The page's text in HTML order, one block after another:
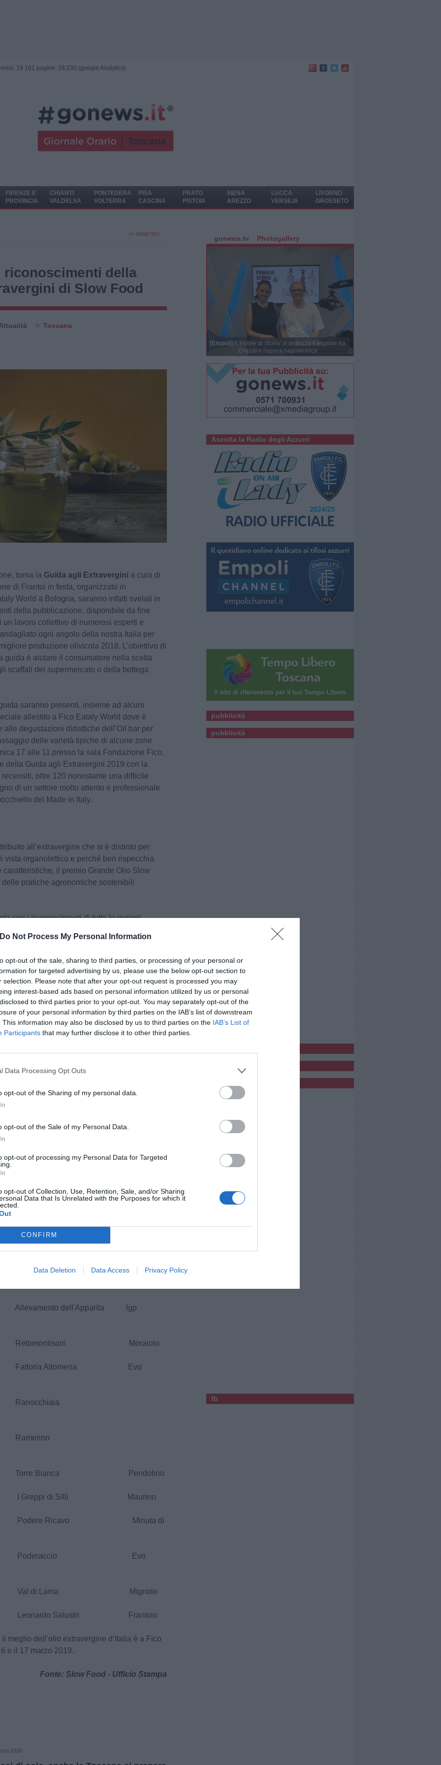
Do Not Process My Personal Information
opt-out of the sale, sharing to third parties, or processing of your personal or
for targeted advertising by us, please use the below opt-out section to
selection. Please note that after your opt-out request is processed you may
interest-based ads based on personal information utilized by us or personal
to third parties prior to your opt-out. You may separately opt-out of the
of your personal information by third parties on the IAB’s list of downstream
This information may also be disclosed by us to third parties on the IAB’s List of
Participants that may further disclose it to other third parties.
Data Processing Opt Outs
opt-out of the Sharing of my personal data.
opt-out of the Sale of my Personal Data.
opt-out of processing my Personal Data for Targeted
opt-out of Collection, Use, Retention, Sale, and/or Sharing
Data that Is Unrelated with the Purposes for which it
CONFIRM
Data Deletion Data Access Privacy Policy
19.161 pagine: 28.230 (google Analytics)
FIRENZE E
PROVINCIA
CHIANTI
VALDELSA
PONTEDERA
VOLTERRA
PISA
CASCINA
PRATO
PISTOIA
SIENA
AREZZO
LUCCA
VERSILIA
LIVORNO
GROSSETO
<< INDIETRO
riconoscimenti della
di Slow Food
Toscana
torna la Guida agli Extravergini a cura di
di Frantoi in festa, organizzato in
World a Bologna, saranno infatti svelati in
della pubblicazione, disponibile da fine
un lavoro collettivo di numerosi esperti e
ogni angolo della nostra Italia per
produzione olivicola 2018. L’obiettivo di
guida è aiutare il consumatore nella scelta
scaffali del supermercato o della bottega
saranno presenti, insieme ad alcuni
allestito a Fico Eataly World dove è
alle degustazioni didattiche dell’Oil bar per
delle varietà tipiche di alcune zone
17 alle 11 presso la sala Fondazione Fico,
della Guida agli Extravergini 2019 con la
oltre 120 nonostante una difficile
di un settore molto attento e professionale
del Made in Italy.
all’extravergine che si è distinto per
vista organolettico e perché ben rispecchia
caratteristiche, il premio Grande Olio Slow
pratiche agronomiche sostenibili
con i riconoscimenti di tutte le regioni.
Toscana:
Winery Leccino
Franci Moraiolo
Podere Cavozzoli Cavozzoli
Rossi Evo
Il felciaio 1929
Collemassari Evo
di Foiano Gran Cru
Laudemio
Parri Evo Parri
dei Tatanni Evo Oro
Le Torri Evo Le
dell'Apparita Igp
Retomontisoni Moraiolo
Fattoria Altomena Evo
Ranocchiaia
Slow Ramerino
Torre Bianca Pendolino
I Greppi di Silli Maurino
Podere Ricavo Minuta di
Poderaccio Evo
Val di Lama Mignolo
Leonardo Salustri Frantoio
meglio dell’olio extravergine d’Italia è a Fico
e il 17 marzo 2019.
Fonte: Slow Food - Ufficio Stampa
2026
gonews.tv Photogallery
[Empoli] A 'Pillole di Storia' si analizza il legame tra
Empoli e l'epoca napoleonica
Ascolta la Radio degli Azzurri
pubblicità
pubblicità
fb